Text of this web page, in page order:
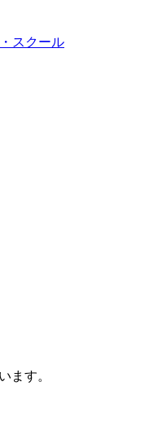
スクール
ます。